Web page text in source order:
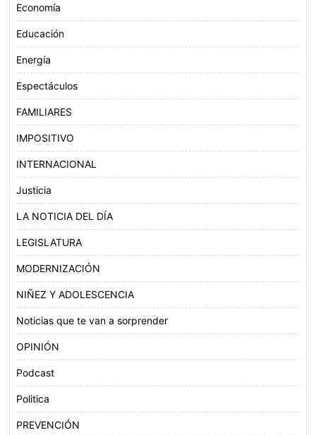
Economía
Educación
Energía
Espectáculos
FAMILIARES
IMPOSITIVO
INTERNACIONAL
Justicia
LA NOTICIA DEL DÍA
LEGISLATURA
MODERNIZACIÓN
NIÑEZ Y ADOLESCENCIA
Noticias que te van a sorprender
OPINIÓN
Podcast
Politica
PREVENCIÓN